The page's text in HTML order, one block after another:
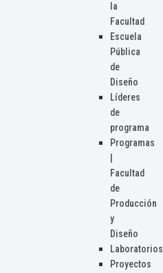
la
Facultad
Escuela
Pública
de
Diseño
Líderes
de
programa
Programas
Facultad
de
Producción
y
Diseño
Laboratorios
Proyectos